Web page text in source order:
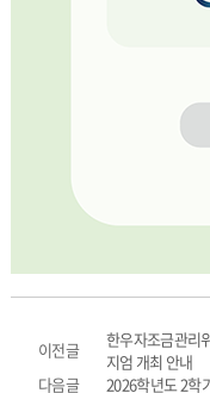
이전글
한우자조금관리
지엄 개최 안내
다음글
2026학년도 2학